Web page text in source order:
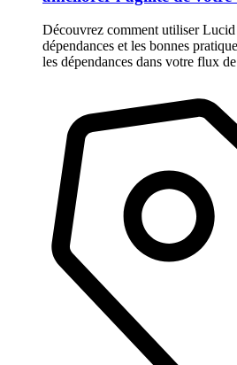
Découvrez comment utiliser
dépendances et les bonnes
les dépendances dans votre flux